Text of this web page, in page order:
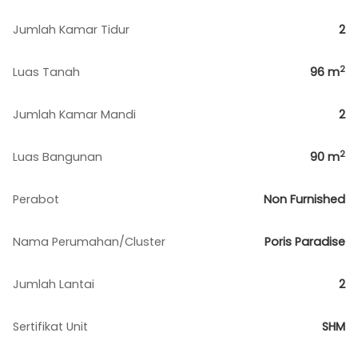
Jumlah Kamar Tidur 2
Luas Tanah 96 m2
Jumlah Kamar Mandi 2
Luas Bangunan 90 m2
Perabot Non Furnished
Nama Perumahan/Cluster Poris Paradise
Jumlah Lantai 2
Sertifikat Unit SHM